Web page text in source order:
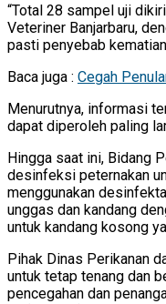
“Total 28 sampel uji
Veteriner Banjarbaru,
pasti penyebab
Baca juga : Cegah
Menurutnya, informasi
dapat diperoleh paling
Hingga saat ini, Bidang
desinfeksi peternakan
menggunakan
unggas dan kandang
untuk kandang kosong
Pihak Dinas Perikanan
untuk tetap tenang dan
pencegahan dan